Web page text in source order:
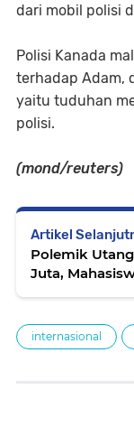
dari mobil polisi
Polisi Kanada
terhadap Adam,
yaitu tuduhan
polisi.
(mond/reuters)
Artikel
Polemik
Juta,
internasional